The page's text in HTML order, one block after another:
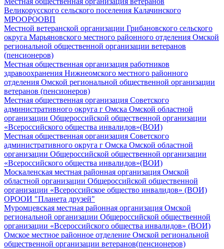
Великорусского сельского поселения Калачинского
МРООРООВП
Местной ветеранской организации Грибановского сельского
округа Марьяновского местного районного отделения Омской
региональной общественной организации ветеранов
(пенсионеров)
Местная общественная организация работников
здравоохранения Нижнеомского местного районного
отделения Омской региональной общественной организации
ветеранов (пенсионеров)
Местная общественная организация Советского
административного округа г Омска Омской областной
организации Общероссийской общественной организации
«Всероссийского общества инвалидов»(ВОИ)
Местная общественная организация Советского
административного округа г Омска Омской областной
организации Общероссийской общественной организации
«Всероссийского общества инвалидов»(ВОИ)
Москаленская местная районная организация Омской
областной организации Общероссийской общественной
организации «Всероссийское общество инвалидов» (ВОИ)
ОРООИ "Планета друзей"
Муромцевская местная районная организация Омской
региональной организации Общероссийской общественной
организации «Всероссийского общества инвалидов» (ВОИ)
Омское местное районное отделение Омской региональной
общественной организации ветеранов(пенсионеров)